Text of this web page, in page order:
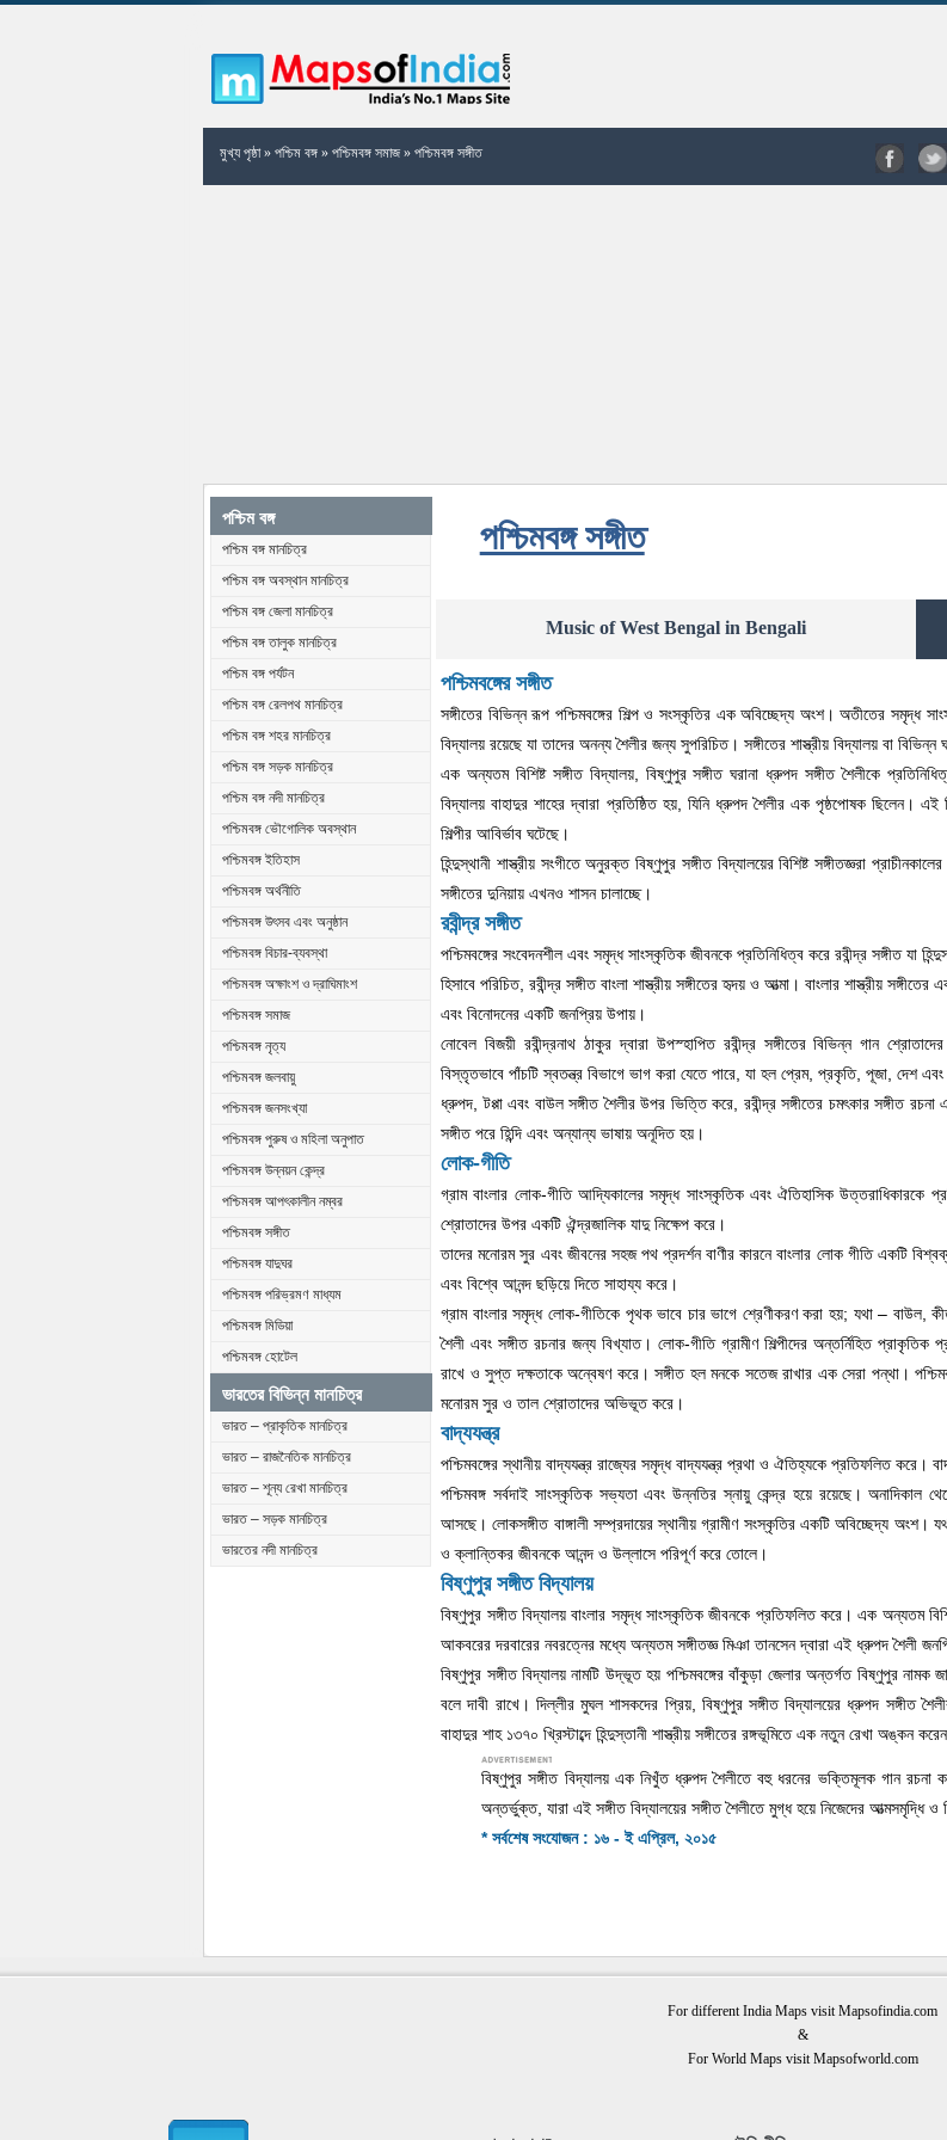
মুখ্য পৃষ্ঠা» পশ্চিম বঙ্গ» পশ্চিমবঙ্গ সমাজ» পশ্চিমবঙ্গ সঙ্গীত
পশ্চিম বঙ্গ
পশ্চিম বঙ্গ মানচিত্র
পশ্চিম বঙ্গ অবস্থান মানচিত্র
পশ্চিম বঙ্গ জেলা মানচিত্র
পশ্চিম বঙ্গ তালুক মানচিত্র
পশ্চিম বঙ্গ পর্যটন
পশ্চিম বঙ্গ রেলপথ মানচিত্র
পশ্চিম বঙ্গ শহর মানচিত্র
পশ্চিম বঙ্গ সড়ক মানচিত্র
পশ্চিম বঙ্গ নদী মানচিত্র
পশ্চিমবঙ্গ ভৌগোলিক অবস্থান
পশ্চিমবঙ্গ ইতিহাস
পশ্চিমবঙ্গ অর্থনীতি
পশ্চিমবঙ্গ উৎসব এবং অনুষ্ঠান
পশ্চিমবঙ্গ বিচার-ব্যবস্থা
পশ্চিমবঙ্গ অক্ষাংশ ও দ্রাঘিমাংশ
পশ্চিমবঙ্গ সমাজ
পশ্চিমবঙ্গ নৃত্য
পশ্চিমবঙ্গ জলবায়ু
পশ্চিমবঙ্গ জনসংখ্যা
পশ্চিমবঙ্গ পুরুষ ও মহিলা অনুপাত
পশ্চিমবঙ্গ উন্নয়ন কেন্দ্র
পশ্চিমবঙ্গ আপৎকালীন নম্বর
পশ্চিমবঙ্গ সঙ্গীত
পশ্চিমবঙ্গ যাদুঘর
পশ্চিমবঙ্গ পরিভ্রমণ মাধ্যম
পশ্চিমবঙ্গ মিডিয়া
পশ্চিমবঙ্গ হোটেল
ভারতের বিভিন্ন মানচিত্র
ভারত – প্রাকৃতিক মানচিত্র
ভারত – রাজনৈতিক মানচিত্র
ভারত – শূন্য রেখা মানচিত্র
ভারত – সড়ক মানচিত্র
ভারতের নদী মানচিত্র
পশ্চিমবঙ্গ সঙ্গীত
Music of West Bengal in Bengali
পশ্চিমবঙ্গের সঙ্গীত
সঙ্গীতের বিভিন্ন রূপ পশ্চিমবঙ্গের শিল্প ও সংস্কৃতির এক অবিচ্ছেদ্য অংশ। অতীতের সমৃদ্ধ
বিদ্যালয় রয়েছে যা তাদের অনন্য শৈলীর জন্য সুপরিচিত। সঙ্গীতের শাস্ত্রীয় বিদ্যালয় বা
এক অন্যতম বিশিষ্ট সঙ্গীত বিদ্যালয়, বিষ্ণুপুর সঙ্গীত ঘরানা ধ্রুপদ সঙ্গীত শৈলীকে
বিদ্যালয় বাহাদুর শাহের দ্বারা প্রতিষ্ঠিত হয়, যিনি ধ্রুপদ শৈলীর এক পৃষ্ঠপোষক ছিলেন। এই
শিল্পীর আবির্ভাব ঘটেছে।
হিন্দুস্থানী শাস্ত্রীয় সংগীতে অনুরক্ত বিষ্ণুপুর সঙ্গীত বিদ্যালয়ের বিশিষ্ট সঙ্গীতজ্ঞরা
সঙ্গীতের দুনিয়ায় এখনও শাসন চালাচ্ছে।
রবীন্দ্র সঙ্গীত
পশ্চিমবঙ্গের সংবেদনশীল এবং সমৃদ্ধ সাংস্কৃতিক জীবনকে প্রতিনিধিত্ব করে রবীন্দ্র সঙ্গীত যা
হিসাবে পরিচিত, রবীন্দ্র সঙ্গীত বাংলা শাস্ত্রীয় সঙ্গীতের হৃদয় ও আত্মা। বাংলার শাস্ত্রীয়
এবং বিনোদনের একটি জনপ্রিয় উপায়।
নোবেল বিজয়ী রবীন্দ্রনাথ ঠাকুর দ্বারা উপস্হাপিত রবীন্দ্র সঙ্গীতের বিভিন্ন গান
বিস্তৃতভাবে পাঁচটি স্বতন্ত্র বিভাগে ভাগ করা যেতে পারে, যা হল প্রেম, প্রকৃতি, পূজা, দেশ
ধ্রুপদ, টপ্পা এবং বাউল সঙ্গীত শৈলীর উপর ভিত্তি করে, রবীন্দ্র সঙ্গীতের চমৎকার সঙ্গীত
সঙ্গীত পরে হিন্দি এবং অন্যান্য ভাষায় অনূদিত হয়।
লোক-গীতি
গ্রাম বাংলার লোক-গীতি আদ্যিকালের সমৃদ্ধ সাংস্কৃতিক এবং ঐতিহাসিক উত্তরাধিকারকে
শ্রোতাদের উপর একটি ঐন্দ্রজালিক যাদু নিক্ষেপ করে।
তাদের মনোরম সুর এবং জীবনের সহজ পথ প্রদর্শন বাণীর কারনে বাংলার লোক গীতি একটি
এবং বিশ্বে আনন্দ ছড়িয়ে দিতে সাহায্য করে।
গ্রাম বাংলার সমৃদ্ধ লোক-গীতিকে পৃথক ভাবে চার ভাগে শ্রেণীকরণ করা হয়; যথা – বাউল,
শৈলী এবং সঙ্গীত রচনার জন্য বিখ্যাত। লোক-গীতি গ্রামীণ শিল্পীদের অন্তর্নিহিত
রাখে ও সুপ্ত দক্ষতাকে অন্বেষণ করে। সঙ্গীত হল মনকে সতেজ রাখার এক সেরা পন্থা।
মনোরম সুর ও তাল শ্রোতাদের অভিভূত করে।
বাদ্যযন্ত্র
পশ্চিমবঙ্গের স্থানীয় বাদ্যযন্ত্র রাজ্যের সমৃদ্ধ বাদ্যযন্ত্র প্রথা ও ঐতিহ্যকে প্রতিফলিত করে।
পশ্চিমবঙ্গ সর্বদাই সাংস্কৃতিক সভ্যতা এবং উন্নতির স্নায়ু কেন্দ্র হয়ে রয়েছে।
আসছে। লোকসঙ্গীত বাঙ্গালী সম্প্রদায়ের স্থানীয় গ্রামীণ সংস্কৃতির একটি অবিচ্ছেদ্য অংশ।
ও ক্লান্তিকর জীবনকে আনন্দ ও উল্লাসে পরিপূর্ণ করে তোলে।
বিষ্ণুপুর সঙ্গীত বিদ্যালয়
বিষ্ণুপুর সঙ্গীত বিদ্যালয় বাংলার সমৃদ্ধ সাংস্কৃতিক জীবনকে প্রতিফলিত করে। এক অন্যতম
আকবরের দরবারের নবরত্নের মধ্যে অন্যতম সঙ্গীতজ্ঞ মিঞা তানসেন দ্বারা এই ধ্রুপদ শৈলী
বিষ্ণুপুর সঙ্গীত বিদ্যালয় নামটি উদ্ভূত হয় পশ্চিমবঙ্গের বাঁকুড়া জেলার অন্তর্গত বিষ্ণুপুর
বলে দাবী রাখে। দিল্লীর মুঘল শাসকদের প্রিয়, বিষ্ণুপুর সঙ্গীত বিদ্যালয়ের ধ্রুপদ সঙ্গীত
বাহাদুর শাহ ১৩৭০ খ্রিস্টাব্দে হিন্দুস্তানী শাস্ত্রীয় সঙ্গীতের রঙ্গভূমিতে এক নতুন রেখা অঙ্কন
বিষ্ণুপুর সঙ্গীত বিদ্যালয় এক নিখুঁত ধ্রুপদ শৈলীতে বহু ধরনের ভক্তিমূলক গান রচনা
অন্তর্ভুক্ত, যারা এই সঙ্গীত বিদ্যালয়ের সঙ্গীত শৈলীতে মুগ্ধ হয়ে নিজেদের আত্মসমৃদ্ধি
* সর্বশেষ সংযোজন : ১৬ - ই এপ্রিল, ২০১৫
For different India Maps visit Mapsofindia.com
&
For World Maps visit Mapsofworld.com